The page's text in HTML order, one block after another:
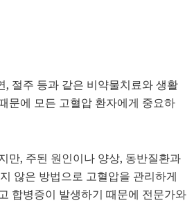
절주 등과 같은 비약물치료와 생활
문에 모든 고혈압 환자에게 중요하
만, 주된 원인이나 양상, 동반질환과
않은 방법으로 고혈압을 관리하게
합병증이 발생하기 때문에 전문가와